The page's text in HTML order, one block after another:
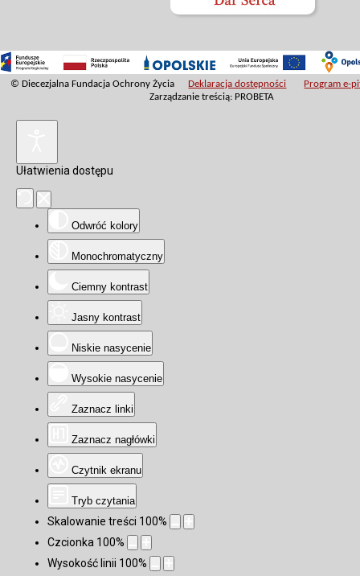
© Diecezjalna Fundacja Ochrony Życia Deklaracja dostępności
Program e-
Zarządzanie treścią: PROBETA
Ułatwienia dostępu
Odwróć kolory
Monochromatyczny
Ciemny kontrast
Jasny kontrast
Niskie nasycenie
Wysokie nasycenie
Zaznacz linki
Zaznacz nagłówki
Czytnik ekranu
Tryb czytania
Skalowanie treści 100%
Czcionka 100%
Wysokość linii 100%